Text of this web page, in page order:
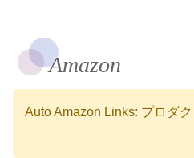
Amazon
Auto Amazon Links: プロダ